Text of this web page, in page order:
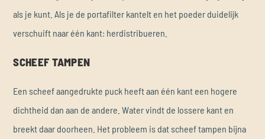
als je kunt. Als je de portafilter kantelt en het poeder duidelijk
verschuift naar één kant: herdistribueren.
SCHEEF TAMPEN
Een scheef aangedrukte puck heeft aan één kant een hogere
dichtheid dan aan de andere. Water vindt de lossere kant en
breekt daar doorheen. Het probleem is dat scheef tampen bijna